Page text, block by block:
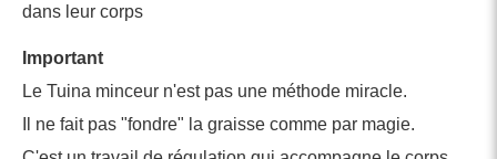
dans leur corps
Important
Le Tuina minceur n'est pas une méthode miracle.
Il ne fait pas "fondre" la graisse comme par magie.